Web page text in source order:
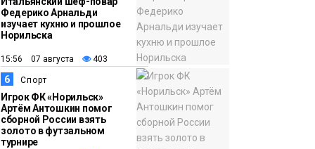
Федерико Арнальди
изучает кухню и прошлое
Норильска
15:56 07 августа 403
6 Спорт
Игрок ФК «Норильск»
Артём Антошкин помог
сборной России взять
золото в футзальном
турнире